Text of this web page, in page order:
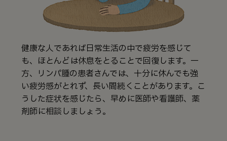
健康な人であれば日常生活の中で疲労を感じて
も、ほとんどは休息をとることで回復します。一
方、リンパ腫の患者さんでは、十分に休んでも強
い疲労感がとれず、長い間続くことがあります。こ
うした症状を感じたら、早めに医師や看護師、薬
剤師に相談しましょう。